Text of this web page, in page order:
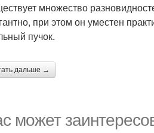
множество
при этом он уместен
пучок.
дальше →
может